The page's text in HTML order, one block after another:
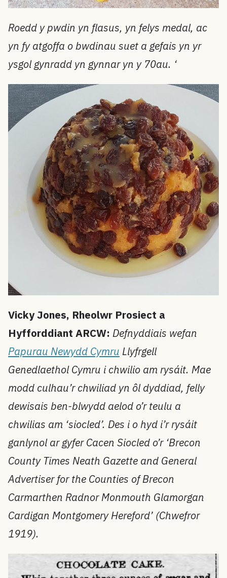
Roedd y pwdin yn flasus, yn felys medal, ac
yn fy atgoffa o bwdinau suet a gefais yn yr
ysgol gynradd yn gynnar yn y 70au. ‘
Vicky Jones, Rheolwr Prosiect a
Hyfforddiant ARCW: Defnyddiais wefan
Papurau Newydd Cymru Llyfrgell
Genedlaethol Cymru i chwilio am rysáit. Mae
modd culhau’r chwiliad yn ôl dyddiad, felly
dewisais ben-blwydd aelod o’r teulu a
chwilias am ‘siocled’. Des i o hyd i’r rysáit
ganlynol ar gyfer Cacen Siocled o’r ‘Brecon
County Times Neath Gazette and General
Advertiser for the Counties of Brecon
Carmarthen Radnor Monmouth Glamorgan
Cardigan Montgomery Hereford’ (Chwefror
1919).